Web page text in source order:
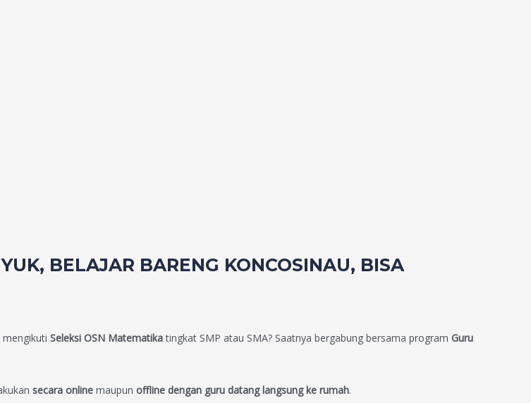
BELAJAR BARENG KONCOSINAU, BISA
Seleksi OSN Matematikatingkat SMP atau SMA? Saatnya bergabung bersama program Guru
secara online maupun offline dengan guru datang langsung ke rumah.